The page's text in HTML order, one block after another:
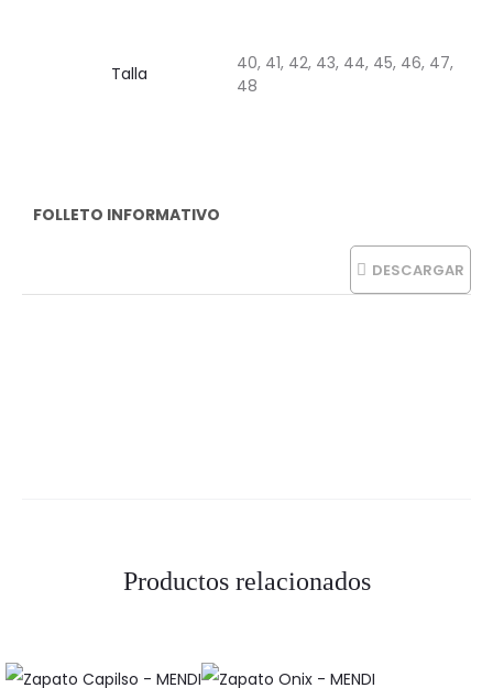
Talla
40, 41, 42, 43, 44, 45, 46, 47,
48
FOLLETO INFORMATIVO
DESCARGAR
Productos relacionados